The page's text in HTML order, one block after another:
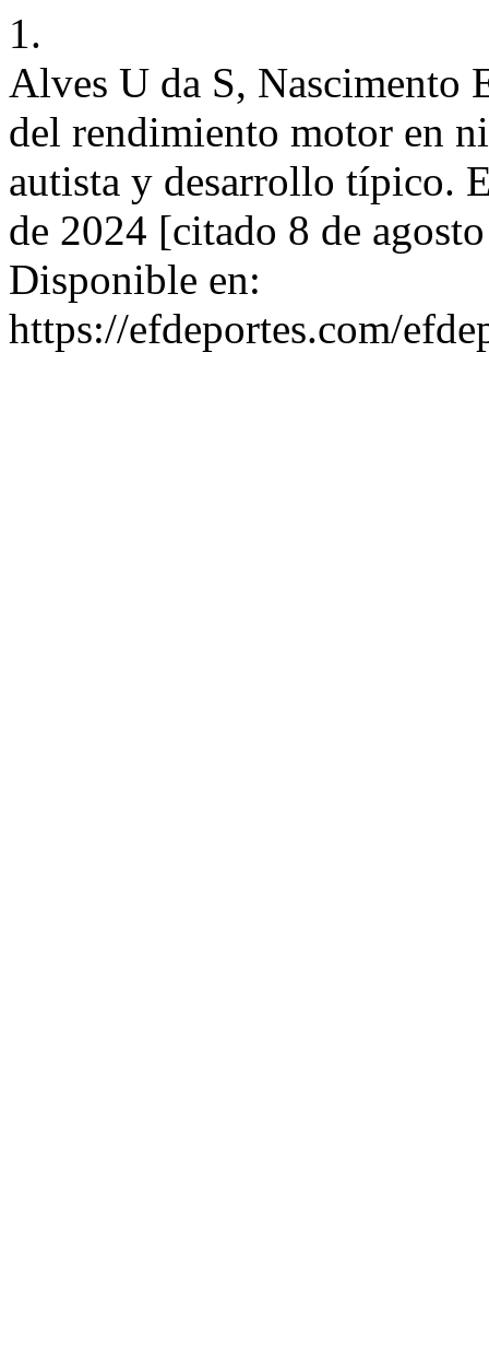
1.
Alves U da S, Nascimento
del rendimiento motor en
autista y desarrollo típico.
de 2024 [citado 8 de
Disponible en:
https://efdeportes.com/